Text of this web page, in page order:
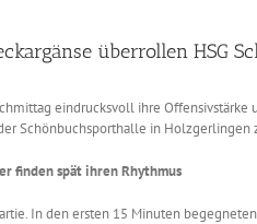
überrollen HSG
eindrucksvoll ihre
Schönbuchsporthalle in
finden spät ihren Rhythmus
In den ersten 15 Minuten